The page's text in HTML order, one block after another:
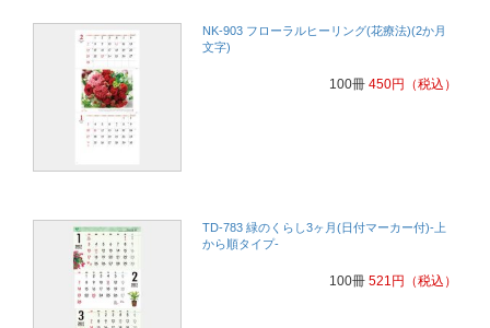
NK-903 フローラルヒーリング(花療法)(2か月
文字)
100冊 450円 （税込）
TD-783 緑のくらし3ヶ月(日付マーカー付)-上
から順タイプ-
100冊 521円 （税込）